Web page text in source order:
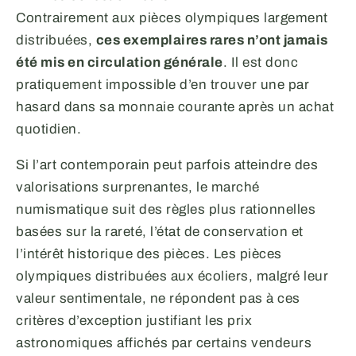
Contrairement aux pièces olympiques largement
distribuées, ces exemplaires rares n’ont jamais
été mis en circulation générale. Il est donc
pratiquement impossible d’en trouver une par
hasard dans sa monnaie courante après un achat
quotidien.
Si l’art contemporain peut parfois atteindre des
valorisations surprenantes, le marché
numismatique suit des règles plus rationnelles
basées sur la rareté, l’état de conservation et
l’intérêt historique des pièces. Les pièces
olympiques distribuées aux écoliers, malgré leur
valeur sentimentale, ne répondent pas à ces
critères d’exception justifiant les prix
astronomiques affichés par certains vendeurs